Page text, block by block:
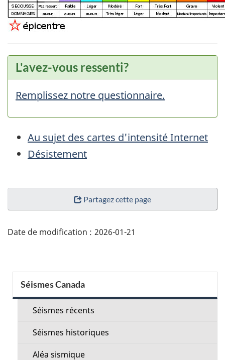
L'avez-vous ressenti?
Remplissez notre questionnaire.
Au sujet des cartes d'intensité Internet
Désistement
"Détails
page"
Partagez cette page
Date de modification : 2026-01-21
Menu
de
Séismes Canada
Séismes récents
Séismes historiques
Aléa sismique